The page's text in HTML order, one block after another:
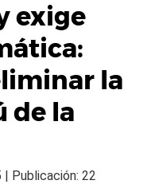
exige
la
de la
| Publicación: 22